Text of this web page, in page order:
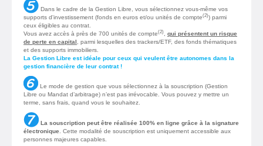
Dans le cadre de la Gestion Libre, vous sélectionnez vous-même vos
supports d'investissement (fonds en euros et/ou unités de compte(2)) parmi
ceux éligibles au contrat.
Vous avez accès à près de 700 unités de compte(2)
qui présentent un risque
de perte en capital , parmi lesquelles des trackers/ETF, des fonds thématiques
et des supports immobiliers.
La Gestion Libre est idéale pour ceux qui veulent être autonomes dans la
gestion financière de leur contrat !
Le mode de gestion que vous sélectionnez à la souscription (Gestion
Libre ou Mandat d’arbitrage) n’est pas irrévocable. Vous pouvez y mettre un
terme, sans frais, quand vous le souhaitez.
La souscription peut être réalisée 100% en ligne grâce à la signature
électronique . Cette modalité de souscription est uniquement accessible aux
personnes majeures capables.